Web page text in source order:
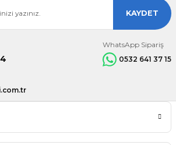
KAYDET
WhatsApp Sipariş
0532 641 37 15